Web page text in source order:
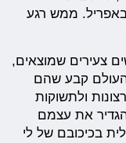
יוצא לדרך ויעלה לאקרנים ב-7 באפריל. ממש רגע
צעירים שמוצאים,
קבע שהם
ולתשוקות
את עצמם
בכיכובם של לי